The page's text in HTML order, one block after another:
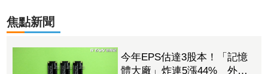
焦點新聞
今年EPS估達3股本！「記憶
體大廠」炸連5漲44% 外資